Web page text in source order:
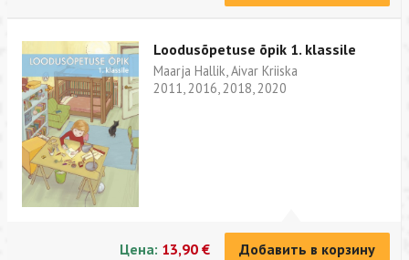
Loodusõpetuse õpik 1. klassile
Maarja Hallik, Aivar Kriiska
2011, 2016, 2018, 2020
Цена: 13,90 € Добавить в корзину